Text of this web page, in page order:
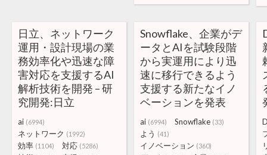
日立、ネットワーク
運用・設計現場の業
務効率化や迅速な障
害対応を支援するAI
解析技術を開発 – 研
究開発:日立
ai (6994)
ネットワーク (1992)
効率 (1104) 対応 (5286)
Snowflake、企業がデ
ータとAIを試験段階
から実運用により迅
速に移行できるよう
支援する新たなイノ
ベーションを発表
ai (6994) Snowflake (33)
よう (41)
イノベーション (360)